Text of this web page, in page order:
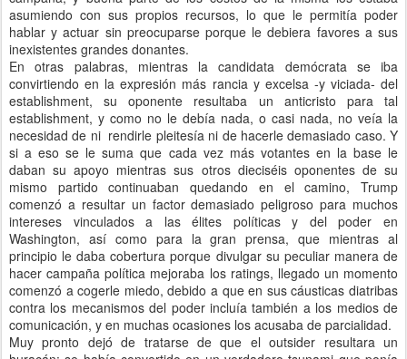
asumiendo con sus propios recursos, lo que le permitía poder
hablar y actuar sin preocuparse porque le debiera favores a sus
inexistentes grandes donantes.
En otras palabras, mientras la candidata demócrata se iba
convirtiendo en la expresión más rancia y excelsa -y viciada- del
establishment, su oponente resultaba un anticristo para tal
establishment, y como no le debía nada, o casi nada, no veía la
necesidad de ni rendirle pleitesía ni de hacerle demasiado caso. Y
si a eso se le suma que cada vez más votantes en la base le
daban su apoyo mientras sus otros dieciséis oponentes de su
mismo partido continuaban quedando en el camino, Trump
comenzó a resultar un factor demasiado peligroso para muchos
intereses vinculados a las élites políticas y del poder en
Washington, así como para la gran prensa, que mientras al
principio le daba cobertura porque divulgar su peculiar manera de
hacer campaña política mejoraba los ratings, llegado un momento
comenzó a cogerle miedo, debido a que en sus cáusticas diatribas
contra los mecanismos del poder incluía también a los medios de
comunicación, y en muchas ocasiones los acusaba de parcialidad.
Muy pronto dejó de tratarse de que el outsider resultara un